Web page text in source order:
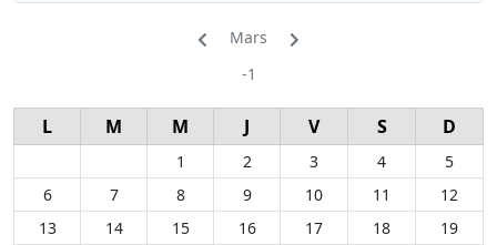
Mars
-1
L M M J V S D
1 2 3 4
5
6
7 8 9 10 11
12
13
14 15 16 17 18
19